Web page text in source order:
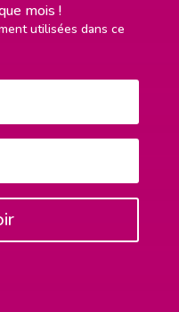
mois !
utilisées dans ce